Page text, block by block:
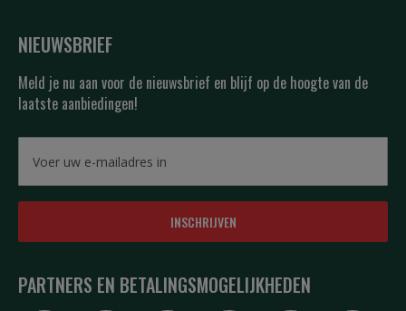
NIEUWSBRIEF
Meld je nu aan voor de nieuwsbrief en blijf op de hoogte van de
laatste aanbiedingen!
INSCHRIJVEN
PARTNERS EN BETALINGSMOGELIJKHEDEN